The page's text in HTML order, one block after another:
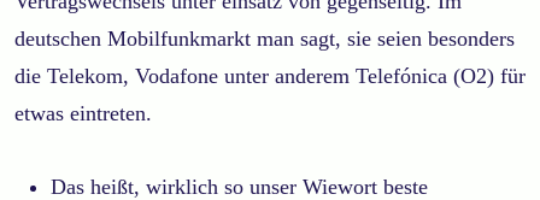
deutschen Mobilfunkmarkt man sagt, sie seien besonders
die Telekom, Vodafone unter anderem Telefónica (O2) für
etwas eintreten.
Das heißt, wirklich so unser Wiewort beste